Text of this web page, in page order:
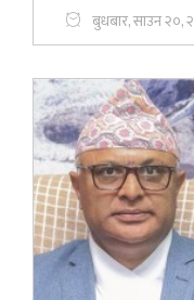
बुधबार, साउन २०,